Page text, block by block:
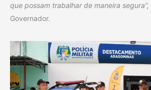
que possam trabalhar de maneira segura”,
Governador.